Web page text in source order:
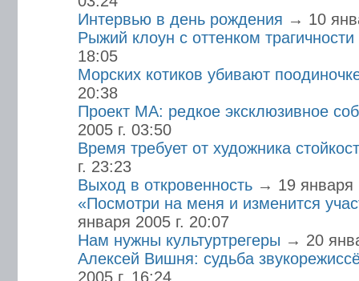
Интервью в день рождения → 10
Рыжий клоун с оттенком трагичности
18:05
Морских котиков убивают
20:38
Проект МА: редкое эксклюзивное
2005 г. 03:50
Время требует от художника
г. 23:23
Выход в откровенность → 19 января
«Посмотри на меня и изменится
января 2005 г. 20:07
Нам нужны культуртрегеры → 20
Алексей Вишня: судьба
2005 г. 16:24